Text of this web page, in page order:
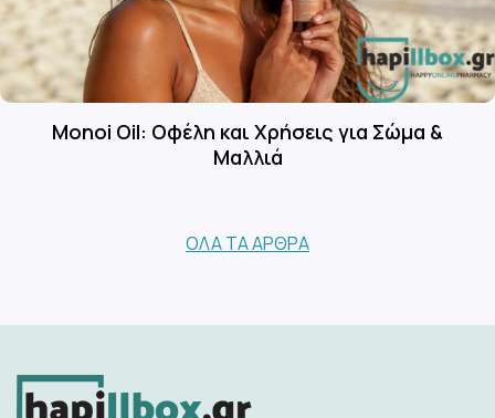
Monoi Oil: Οφέλη και Χρήσεις για Σώμα &
Μαλλιά
ΌΛΑ ΤΑ ΆΡΘΡΑ